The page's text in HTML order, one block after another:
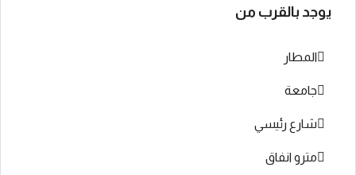
يوجد بالقرب من
المطار
جامعة
شارع رئيسي
مترو انفاق